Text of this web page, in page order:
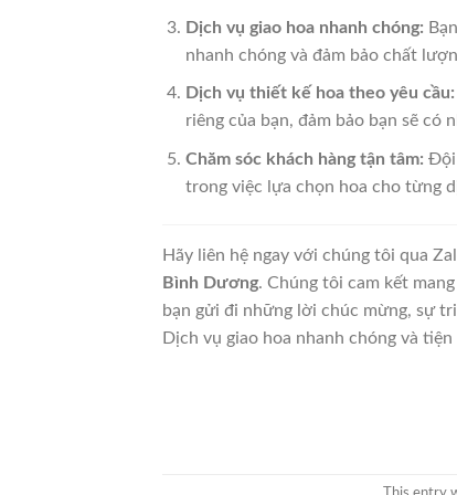
Dịch vụ giao hoa nhanh chóng:
nhanh chóng và đảm bảo chất
Dịch vụ thiết kế hoa theo yêu cầu:
riêng của bạn, đảm bảo bạn sẽ có
Chăm sóc khách hàng tận tâm: Đội
trong việc lựa chọn hoa cho từng
Hãy liên hệ ngay với chúng tôi qua
Bình Dương. Chúng tôi cam kết
bạn gửi đi những lời chúc mừng, sự
Dịch vụ giao hoa nhanh chóng và